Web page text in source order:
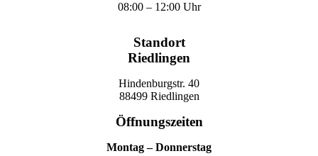
08:00 – 12:00 Uhr
Standort
Riedlingen
Hindenburgstr. 40
88499 Riedlingen
Öffnungszeiten
Montag – Donnerstag